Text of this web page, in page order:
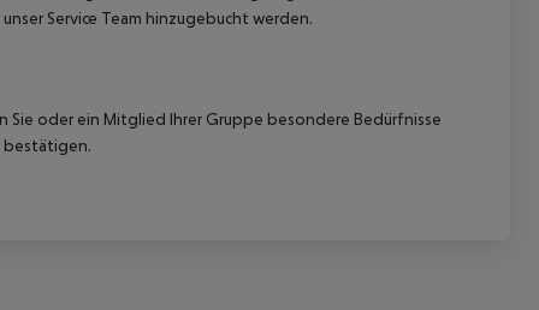
Service Team hinzugebucht werden.
oder ein Mitglied Ihrer Gruppe besondere Bedürfnisse
bestätigen.